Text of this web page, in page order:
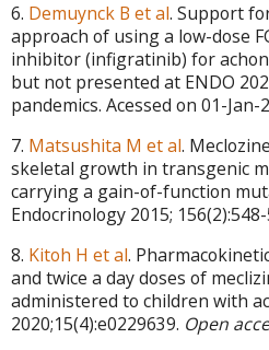
6. Demuynck B et al. Support
approach of using a low-dose
inhibitor (infigratinib) for
but not presented at ENDO
pandemics. Acessed on 01-Jan-
7. Matsushita M et al.
skeletal growth in transgenic
carrying a gain-of-function
Endocrinology 2015; 156(2):548-
8. Kitoh H et al.
and twice a day doses of
administered to children with
2020;15(4):e0229639. Open